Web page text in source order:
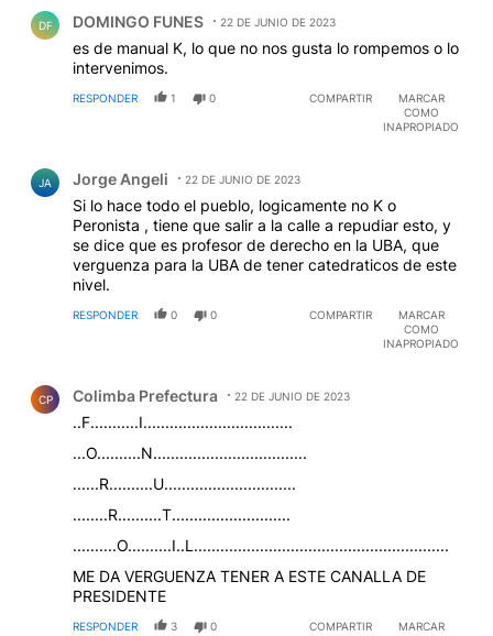
DF DOMINGO FUNES 22 DE JUNIO DE 2023
es de manual K, lo que no nos gusta lo rompemos o lo
intervenimos.
RESPONDER 1 0 COMPARTIR
MARCAR
COMO
INAPROPIADO
JA Jorge Angeli 22 DE JUNIO DE 2023
Si lo hace todo el pueblo, logicamente no K o
Peronista , tiene que salir a la calle a repudiar esto, y
se dice que es profesor de derecho en la UBA, que
verguenza para la UBA de tener catedraticos de este
nivel.
RESPONDER 0 0 COMPARTIR
MARCAR
COMO
INAPROPIADO
CP Colimba Prefectura 22 DE JUNIO DE 2023
..F...........I..................................
...O..........N...................................
......R..........U..............................
........R..........T...........................
..........O..........I..L..........................................................
ME DA VERGUENZA TENER A ESTE CANALLA DE
PRESIDENTE
RESPONDER 3 0 COMPARTIR
MARCAR